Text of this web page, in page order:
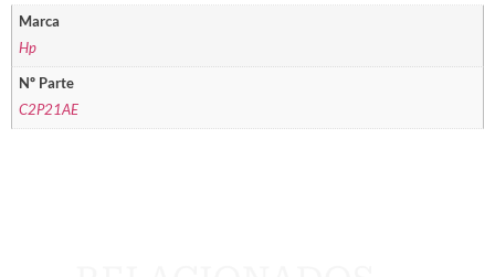
Marca
Hp
Nº Parte
C2P21AE